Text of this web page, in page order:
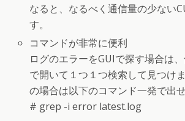
なると、なるべく通信量の少ない
す。
コマンドが非常に便利
ログのエラーをGUIで探す場合は
で開いて１つ１つ検索して見つけ
の場合は以下のコマンド一発で出
# grep -i error latest.log